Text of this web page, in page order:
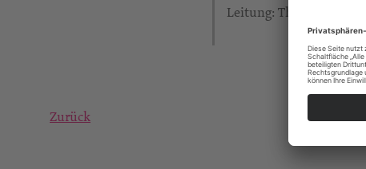
Leitung: Thomaskantor
Zurück